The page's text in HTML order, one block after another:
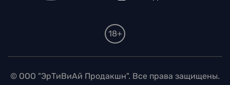
18+
© ООО "ЭрТиВиАй Продакшн". Все права защищены.